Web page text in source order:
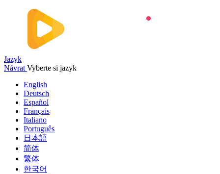
Jazyk
Návrat Vyberte si jazyk
English
Deutsch
Español
Français
Italiano
Português
日本語
简体
繁体
한국어